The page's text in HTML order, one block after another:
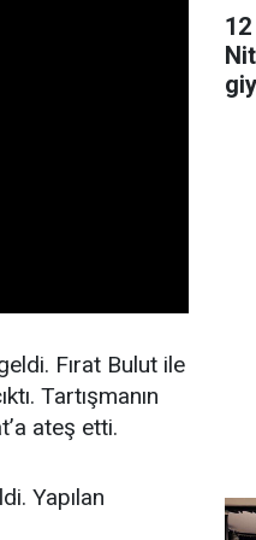
Fırat Bulut ile
Tartışmanın
ateş etti.
Yapılan
12